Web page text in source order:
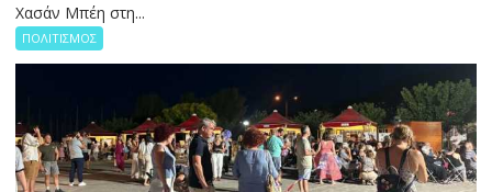
Χασάν Μπέη στη...
ΠΟΛΙΤΙΣΜΟΣ